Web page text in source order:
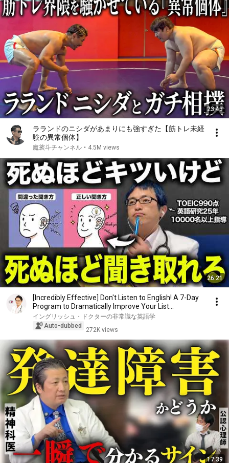
23:43
ラランドのニシダがあまりにも強すぎた【筋トレ未経
験の異常個体】
魔裟斗チャンネル • 4.5M views
26:21
[Incredibly Effective] Don't Listen to English! A 7-Day
Program to Dramatically Improve Your List...
イングリッシュ・ドクターの非常識な英語学
Auto-dubbed
272K views
17:39